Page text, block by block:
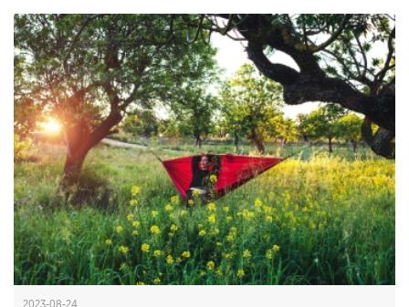
2023-08-24